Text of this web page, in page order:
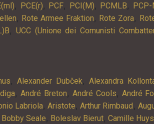
, PCE(r), PCF, PCI(M), PCMLB, PCP-
, Rote Armee Fraktion, Rote Zora,
,UCC (Unione dei Comunisti
,Alexander Dubček, Alexandra
,André Breton, André Cools, André
Labriola,Aristote,Arthur Rimbaud ,
Bobby Seale, Boleslav Bierut, Camille